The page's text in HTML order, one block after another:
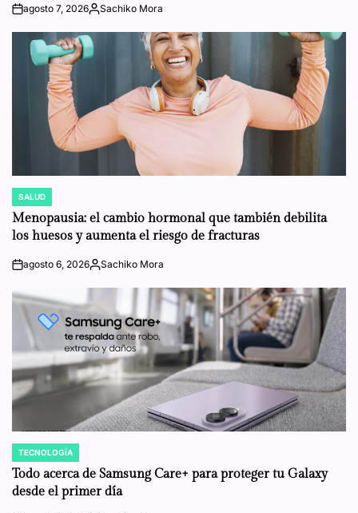
onagosto 7, 2026Posted
Sachiko Mora
POSTED
IN
SALUD
Menopausia: el cambio hormonal que también debilita
los huesos y aumenta el riesgo de fracturas
onagosto 6, 2026Posted
Sachiko Mora
POSTED
IN
TECNOLOGÍA
Todo acerca de Samsung Care+ para proteger tu Galaxy
desde el primer día